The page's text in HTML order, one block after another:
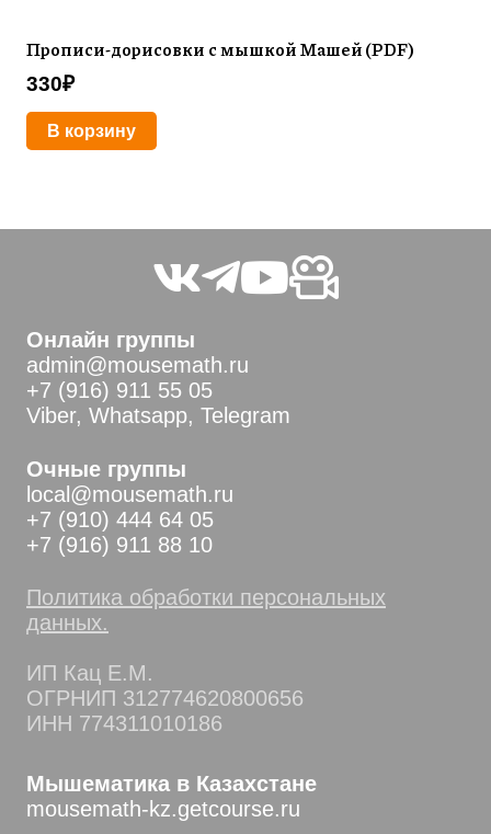
Прописи-дорисовки с мышкой Машей (PDF)
330₽
В корзину
Онлайн группы
admin@mousemath.ru
+7 (916) 911 55 05
Viber, Whatsapp, Telegram
Очные группы
local@mousemath.ru
+7 (910) 444 64 05
+7 (916) 911 88 10
Политика обработки персональных
данных.
ИП Кац Е.М.
ОГРНИП 312774620800656
ИНН 774311010186
Мышематика в Казахстане
mousemath-kz.getcourse.ru